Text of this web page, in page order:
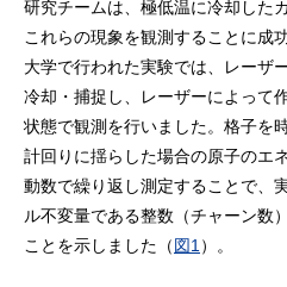
研究チームは、極低温に冷却した
これらの現象を観測することに成
大学で行われた実験では、レーザ
冷却・捕捉し、レーザーによって
状態で観測を行いました。格子を
計回りに揺らした場合の原子のエ
動数で繰り返し測定することで、
ル不変量である整数（チャーン数
ことを示しました（図1 ）。